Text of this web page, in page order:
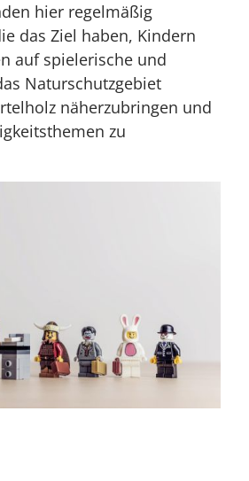
hier regelmäßig
das Ziel haben, Kindern
auf spielerische und
Naturschutzgebiet
näherzubringen und
zu